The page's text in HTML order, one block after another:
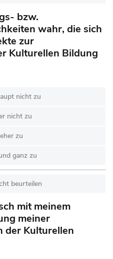
bzw.
wahr, die sich
zur
Kulturellen Bildung
nicht zu
nicht zu
zu
ganz zu
beurteilen
mit meinem
meiner
der Kulturellen